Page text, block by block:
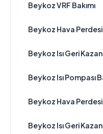
Beykoz VRF Bakımı
Beykoz Hava Perdesi
Beykoz Isı Geri
Beykoz Isı Pompası
Beykoz Hava Perdesi
Beykoz Isı Geri